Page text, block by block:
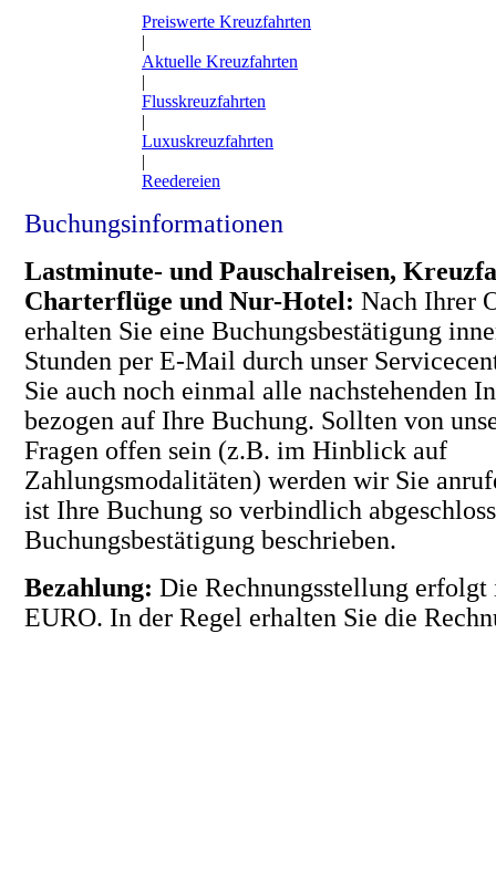
Preiswerte Kreuzfahrten
|
Aktuelle Kreuzfahrten
|
Flusskreuzfahrten
|
Luxuskreuzfahrten
|
Reedereien